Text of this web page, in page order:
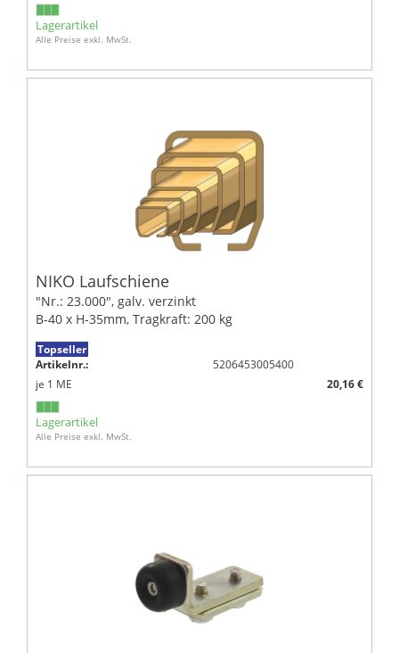
Lagerartikel
Alle Preise exkl. MwSt.
NIKO Laufschiene
"Nr.: 23.000", galv. verzinkt
B-40 x H-35mm, Tragkraft: 200 kg
Topseller
Artikelnr.:
5206453005400
je 1 ME 20,16 €
Lagerartikel
Alle Preise exkl. MwSt.